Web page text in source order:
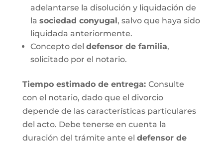
adelantarse la disolución y liquidación de
la sociedad conyugal, salvo que haya sido
liquidada anteriormente.
Concepto del defensor de familia,
solicitado por el notario.
Tiempo estimado de entrega: Consulte
con el notario, dado que el divorcio
depende de las características particulares
del acto. Debe tenerse en cuenta la
duración del trámite ante el defensor de